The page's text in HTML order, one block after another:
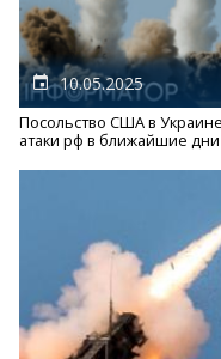
10.05.2025
Посольство США в
атаки рф в ближайшие дни